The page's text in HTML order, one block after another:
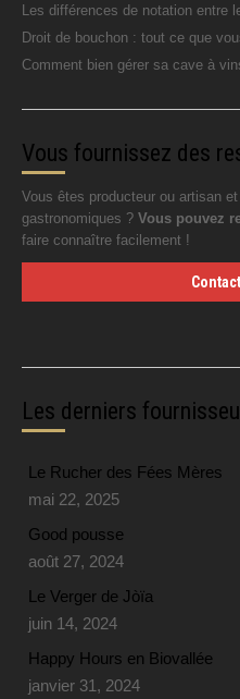
Les différences de notation entre
Droit de bouchon : tout ce que
Comment bien gérer sa cave à
Vous fournissez des
Vous êtes producteur ou artisan
gastronomiques ? Vous pouvez
faire connaître facilement !
Les derniers
Le Rucher des Fées Mères
mai 22, 2025
Good pousse
août 27, 2024
Le Verger de Jòïa
juin 14, 2024
Happy Hours en Biovallée
janvier 31, 2024